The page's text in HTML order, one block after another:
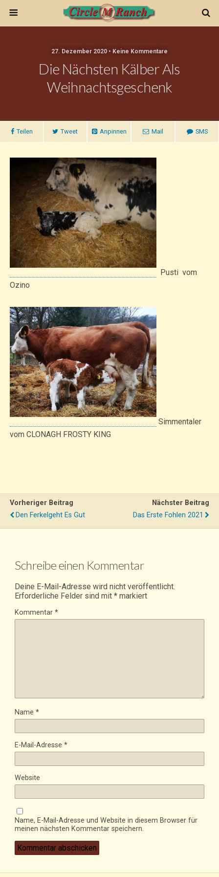
27. Dezember 2020 • Keine Kommentare
Die Nächsten Kälber Als
Weihnachtsgeschenk
Teilen Tweet Anpinnen Mail SMS
Pusti vom
Ozino
Simmentaler
vom CLONAGH FROSTY KING
Vorheriger Beitrag
Den Ferkelgeht Es Gut
Nächster Beitrag
Das Erste Fohlen 2021
Schreibe einen Kommentar
Deine E-Mail-Adresse wird nicht veröffentlicht.
Erforderliche Felder sind mit * markiert
Kommentar *
Name *
E-Mail-Adresse *
Website
Name, E-Mail-Adresse und Website in diesem Browser für
meinen nächsten Kommentar speichern.